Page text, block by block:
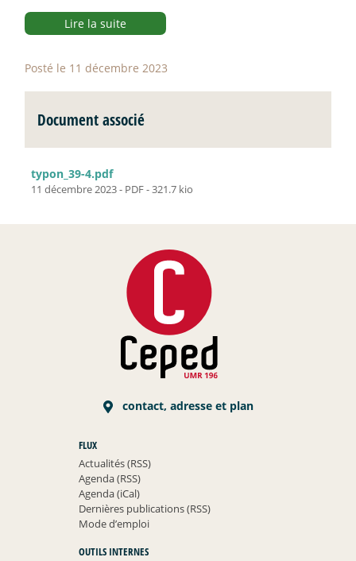
Lire la suite
Posté le 11 décembre 2023
Document associé
typon_39-4.pdf
11 décembre 2023- PDF-321.7 kio
contact, adresse et plan
FLUX
Actualités (RSS)
Agenda (RSS)
Agenda (iCal)
Dernières publications (RSS)
Mode d’emploi
OUTILS INTERNES